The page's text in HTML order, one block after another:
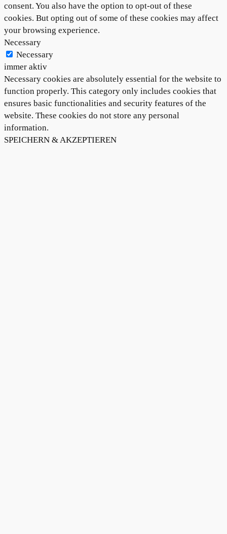
consent. You also have the option to opt-out of these
cookies. But opting out of some of these cookies may affect
your browsing experience.
Necessary
Necessary
immer aktiv
Necessary cookies are absolutely essential for the website to
function properly. This category only includes cookies that
ensures basic functionalities and security features of the
website. These cookies do not store any personal
information.
SPEICHERN & AKZEPTIEREN